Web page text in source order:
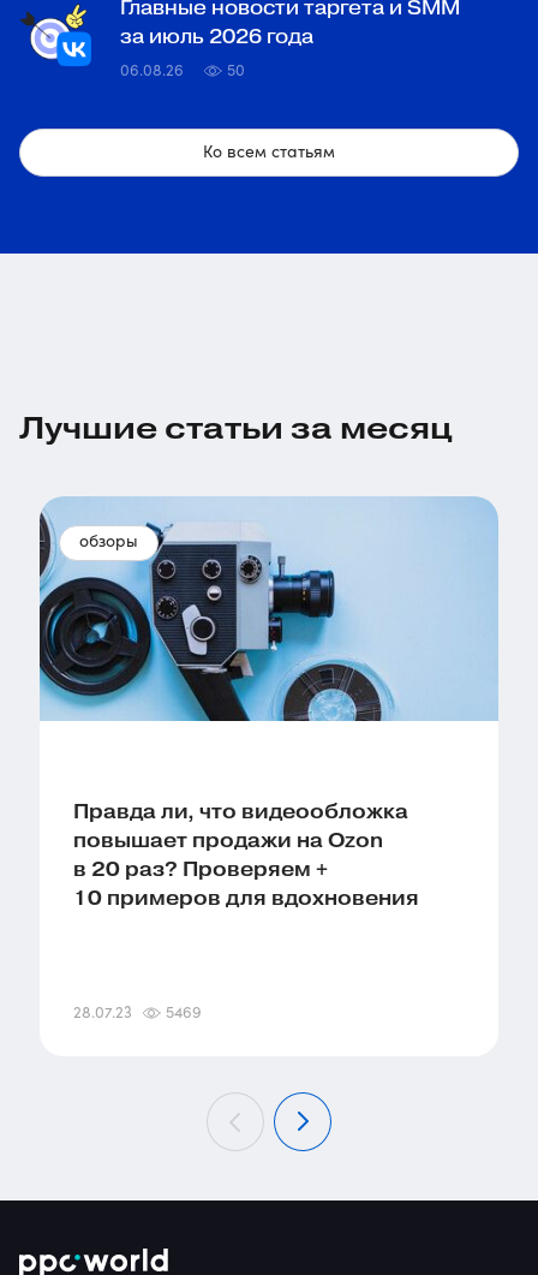
Главные новости таргета и SMM
за июль 2026 года
06.08.26 50
Ко всем статьям
Лучшие статьи за месяц
обзоры
Правда ли, что видеообложка
повышает продажи на Ozon
в 20 раз? Проверяем +
10 примеров для вдохновения
28.07.23 5469